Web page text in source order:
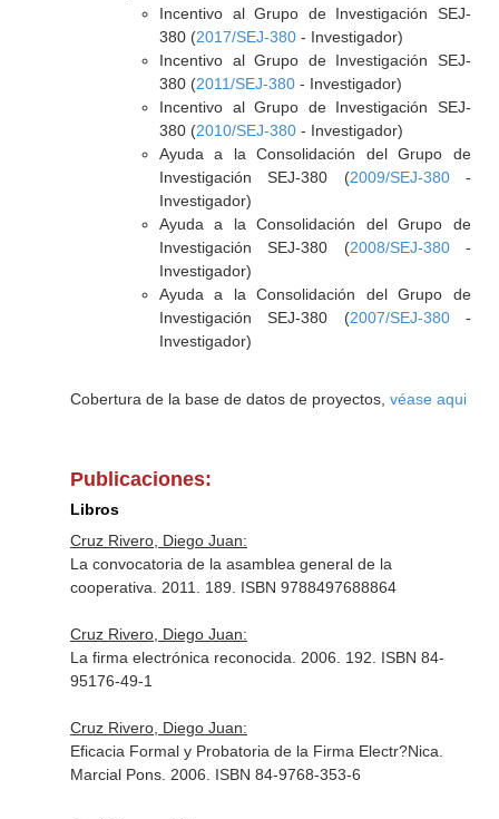
Incentivo al Grupo de Investigación SEJ-
380 (2017/SEJ-380- Investigador)
Incentivo al Grupo de Investigación SEJ-
380 (2011/SEJ-380- Investigador)
Incentivo al Grupo de Investigación SEJ-
380 (2010/SEJ-380- Investigador)
Ayuda a la Consolidación del Grupo de
Investigación SEJ-380 (2009/SEJ-380-
Investigador)
Ayuda a la Consolidación del Grupo de
Investigación SEJ-380 (2008/SEJ-380-
Investigador)
Ayuda a la Consolidación del Grupo de
Investigación SEJ-380 (2007/SEJ-380-
Investigador)
Cobertura de la base de datos de proyectos, véase aqui
Publicaciones:
Libros
Cruz Rivero, Diego Juan:
La convocatoria de la asamblea general de la
cooperativa. 2011. 189. ISBN 9788497688864
Cruz Rivero, Diego Juan:
La firma electrónica reconocida. 2006. 192. ISBN 84-
95176-49-1
Cruz Rivero, Diego Juan:
Eficacia Formal y Probatoria de la Firma Electr?Nica.
Marcial Pons. 2006. ISBN 84-9768-353-6